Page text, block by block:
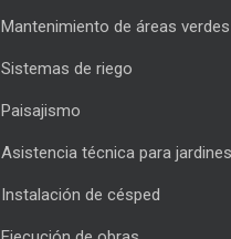
Mantenimiento de áreas verdes
Sistemas de riego
Paisajismo
Asistencia técnica para jardines
Instalación de césped